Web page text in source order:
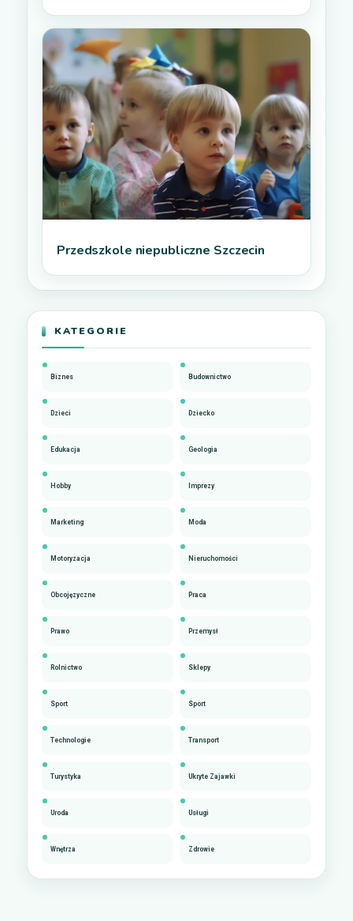
Przedszkole niepubliczne Szczecin
KATEGORIE
Biznes Budownictwo
Dzieci Dziecko
Edukacja Geologia
Hobby Imprezy
Marketing Moda
Motoryzacja Nieruchomości
Obcojęzyczne Praca
Prawo Przemysł
Rolnictwo Sklepy
Sport Sport
Technologie Transport
Turystyka Ukryte Zajawki
Uroda Usługi
Wnętrza Zdrowie